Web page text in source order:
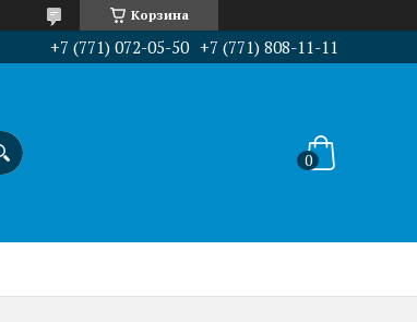
Корзина
+7 (771) 072-05-50 +7 (771) 808-11-11